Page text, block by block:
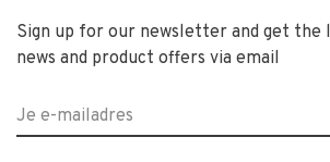
Sign up for our newsletter and get the
news and product offers via email